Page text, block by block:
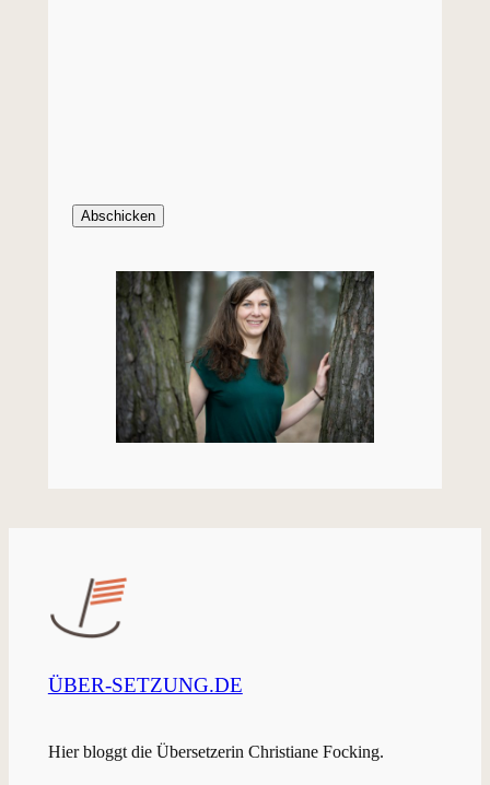
ÜBER-SETZUNG.DE
Hier bloggt die Übersetzerin Christiane Focking.